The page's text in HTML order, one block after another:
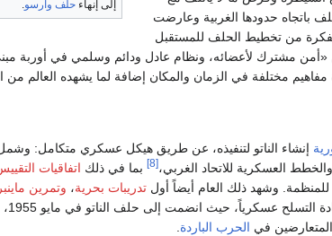
إلى إنهاء حلف وارسو
باتجاه حدودها الغربية وعارضت
من تخطيط الحلف للمستقبل
«أمن مشترك لأعضائه، ونظام عادل ودائم وسلمي في أوربة
مختلفة في الزمان والمكان إضافة لما يشهده العالم من
إنشاء الناتو لتنفيذه، عن طريق هيكل عسكري متكامل:
[8] بما في ذلك اتفاقيات
وشهد ذلك العام أيضاً أول تدريبات بحرية، وتمرين
في الحرب الباردة